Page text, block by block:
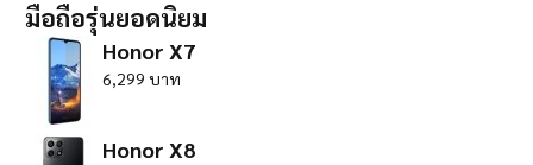
มือถือรุ่นยอดนิยม
Honor X7
6,299 บาท
Honor X8